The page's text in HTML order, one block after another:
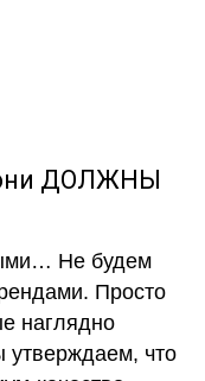
ДОЛЖНЫ
Не будем
Просто
наглядно
утверждаем, что